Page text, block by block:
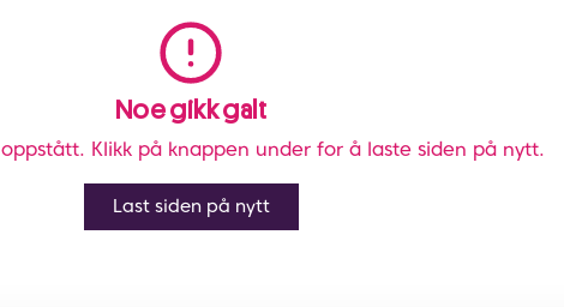
Noe gikk galt
Klikk på knappen under for å laste siden på nytt.
Last siden på nytt